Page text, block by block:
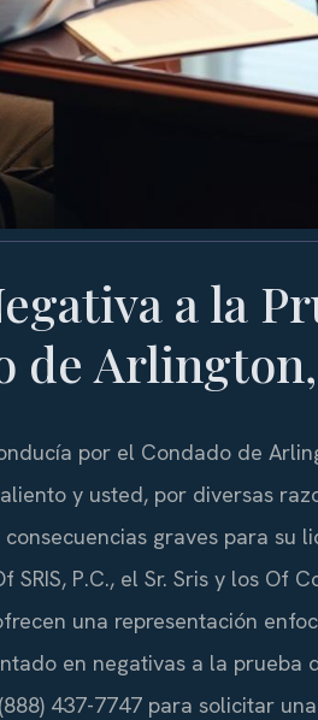
a la
de
por el Condado de
y usted, por diversas
graves para su
SRIS, P.C., el Sr. Sris y los Of
una representación
en negativas a la prueba
437-7747 para solicitar una